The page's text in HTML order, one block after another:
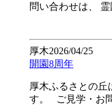
問い合わせは、
厚木2026/04/25
開園8周年
厚木ふるさとの丘
す。 ご見学・お